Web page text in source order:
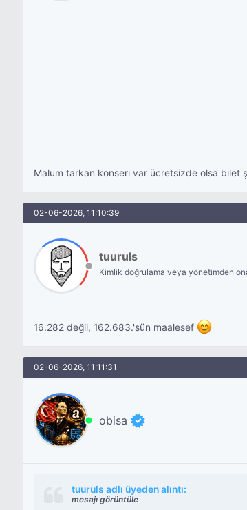
Malum tarkan konseri var ücretsizde olsa bilet
02-06-2026, 11:10:39
tuuruls
Kimlik doğrulama veya yönetimden
16.282 değil, 162.683.'sün maalesef
02-06-2026, 11:11:31
obisa
tuuruls adlı üyeden alıntı:
mesajı görüntüle